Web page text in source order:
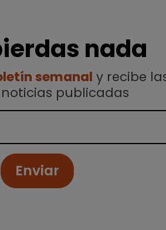
nada
semanal y recibe
publicadas
Enviar